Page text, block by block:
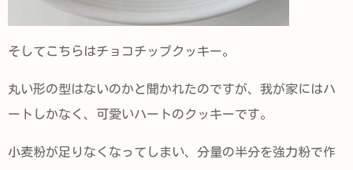
そしてこちらはチョコチップクッキー。
丸い形の型はないのかと聞かれたのですが、我が家にはハ
ートしかなく、可愛いハートのクッキーです。
小麦粉が足りなくなってしまい、分量の半分を強力粉で作